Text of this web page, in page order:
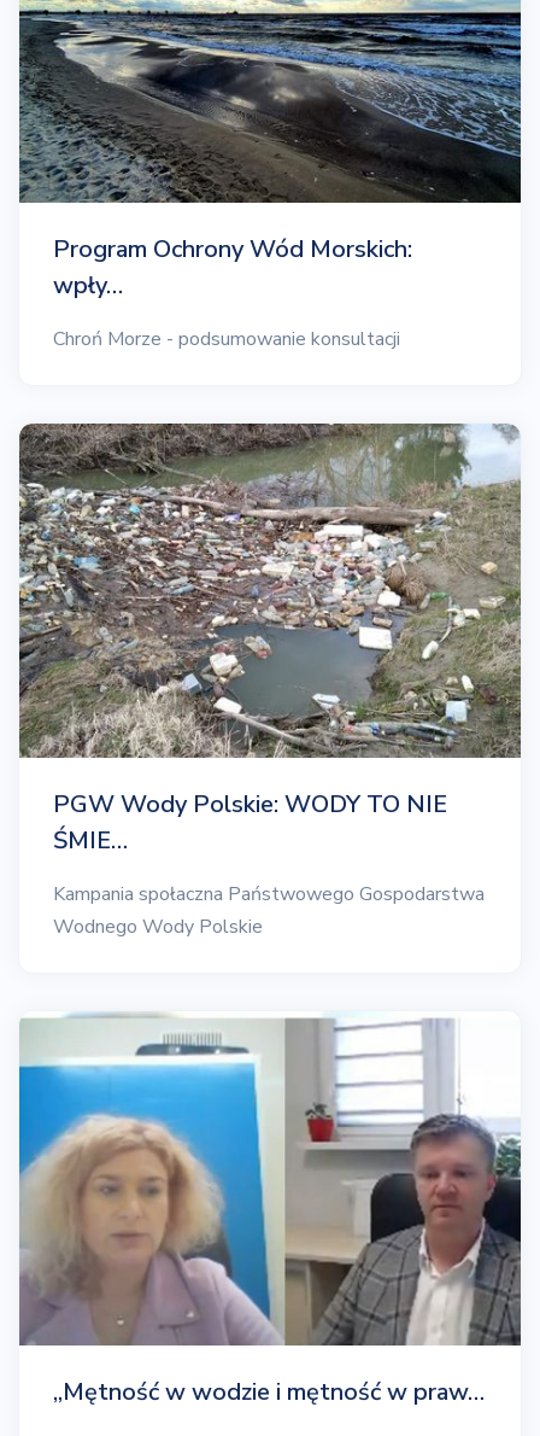
Program Ochrony Wód Morskich:
wpły…
Chroń Morze - podsumowanie konsultacji
PGW Wody Polskie: WODY TO NIE
ŚMIE…
Kampania społaczna Państwowego Gospodarstwa
Wodnego Wody Polskie
„Mętność w wodzie i mętność w praw…